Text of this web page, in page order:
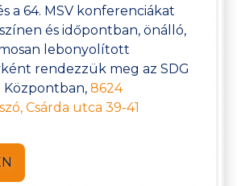
a 64. MSV konferenciákat
és időpontban, önálló,
lebonyolított
rendezzük meg az SDG
Központban, 8624
Csárda utca 39-41